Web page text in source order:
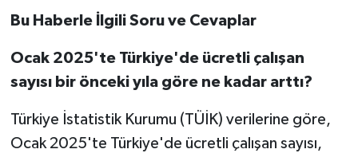
Bu Haberle İlgili Soru ve Cevaplar
Ocak 2025'te Türkiye'de ücretli çalışan
sayısı bir önceki yıla göre ne kadar arttı?
Türkiye İstatistik Kurumu (TÜİK) verilerine göre,
Ocak 2025'te Türkiye'de ücretli çalışan sayısı,